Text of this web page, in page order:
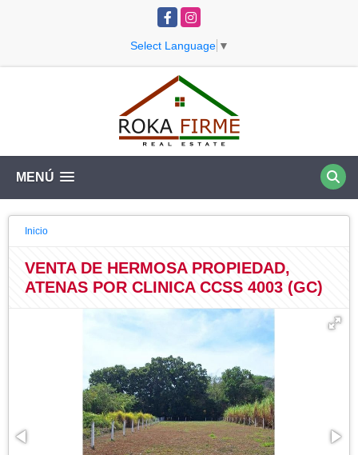
FacebookInstagram
Select Language ▼
MENÚ
Inicio
VENTA DE HERMOSA PROPIEDAD,
ATENAS POR CLINICA CCSS 4003 (GC)